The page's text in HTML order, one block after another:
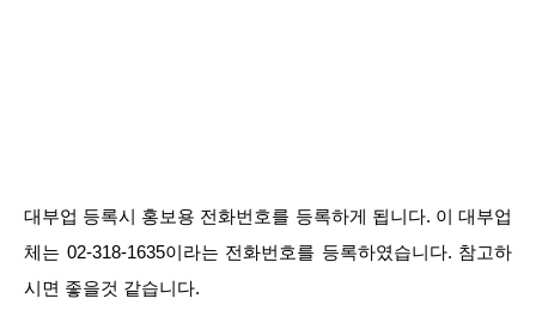
대부업 등록시 홍보용 전화번호를 등록하게 됩니다. 이 대부업
체는 02-318-1635이라는 전화번호를 등록하였습니다. 참고하
시면 좋을것 같습니다.